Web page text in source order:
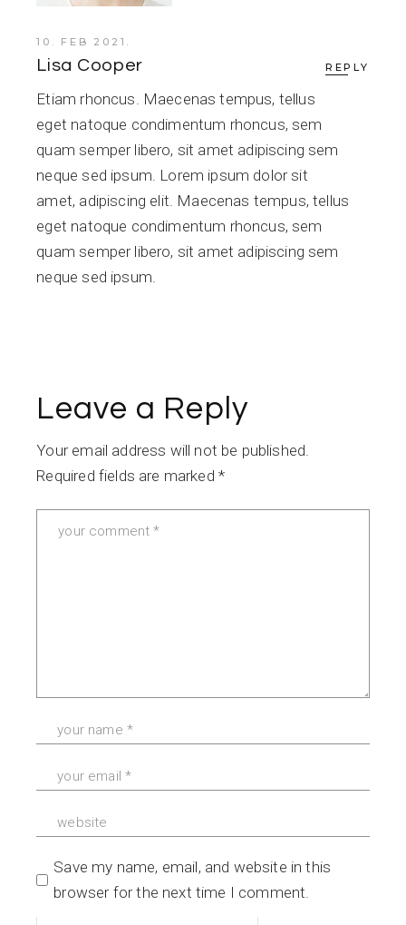
10. FEB 2021.
Lisa Cooper
Etiam rhoncus. Maecenas tempus, tellus
eget natoque condimentum rhoncus, sem
quam semper libero, sit amet adipiscing sem
neque sed ipsum. Lorem ipsum dolor sit
amet, adipiscing elit. Maecenas tempus, tellus
eget natoque condimentum rhoncus, sem
quam semper libero, sit amet adipiscing sem
neque sed ipsum.
REPLY
Leave a Reply
Your email address will not be published.
Required fields are marked *
Save my name, email, and website in this
browser for the next time I comment.